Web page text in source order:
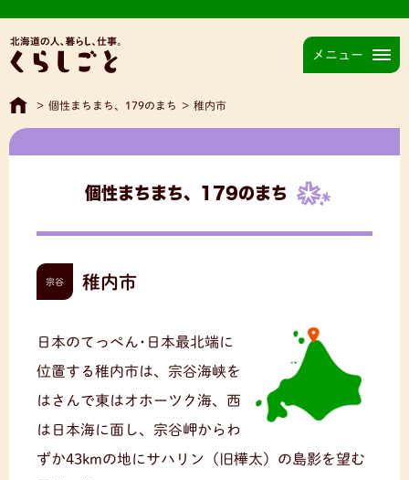
メニュー
> 個性まちまち、179のまち > 稚内市
個性まちまち、179のまち
宗谷 稚内市
日本のてっぺん･日本最北端に
位置する稚内市は、宗谷海峡を
はさんで東はオホーツク海、西
は日本海に面し、宗谷岬からわ
ずか43kmの地にサハリン（旧樺太）の島影を望む